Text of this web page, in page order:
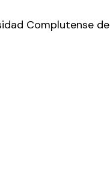
Complutense de